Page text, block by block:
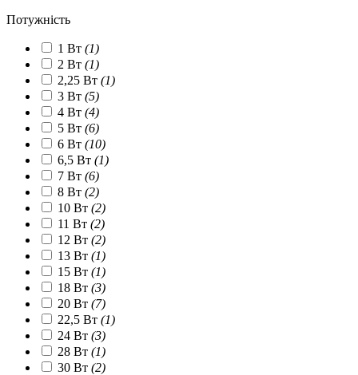
Потужність
1 Вт (1)
2 Вт (1)
2,25 Вт (1)
3 Вт (5)
4 Вт (4)
5 Вт (6)
6 Вт (10)
6,5 Вт (1)
7 Вт (6)
8 Вт (2)
10 Вт (2)
11 Вт (2)
12 Вт (2)
13 Вт (1)
15 Вт (1)
18 Вт (3)
20 Вт (7)
22,5 Вт (1)
24 Вт (3)
28 Вт (1)
30 Вт (2)